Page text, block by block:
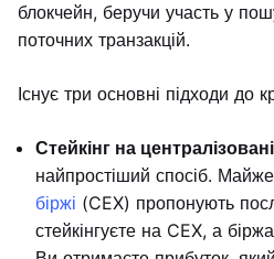
блокчейн, беручи участь у
поточних транзакцій.
Існує три основні підходи до
Стейкінг на
найпростіший спосіб. Майже
біржі (CEX) пропонують
стейкінгуєте на CEX, а